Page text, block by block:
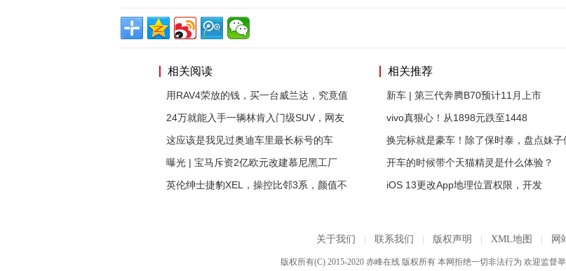
相关阅读
用RAV4荣放的钱，买一台威兰达，究竟值
24万就能入手一辆林肯入门级SUV，网友
这应该是我见过奥迪车里最长标号的车
曝光 | 宝马斥资2亿欧元改建慕尼黑工厂
英伦绅士捷豹XEL，操控比邻3系，颜值不
相关推荐
新车 | 第三代奔腾B70预计11月上市
vivo真狠心！从1898元跌至1448
换完标就是豪车！除了保时泰，盘点妹子
开车的时候带个天猫精灵是什么体验？
iOS 13更改App地理位置权限，开发
关于我们 联系我们 版权声明 XML地图 网
版权所有(C) 2015-2020 赤峰在线 版权所有 本网拒绝一切非法行为 欢迎监督